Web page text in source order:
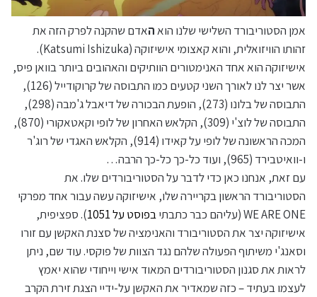
אמן הסטוריבורד השלישי שלנו הואהאדם שהקנה לפרק הזה את
זהותו הוויזואלית, והוא קאצומי אישיזוקה (Katsumi Ishizuka).
אישיזוקה הוא אחד האנימטורים הוותיקים והאהובים ביותר בוואן פיס,
אשר יצר לנו לאורך השני קטעים כמו התבוסה של קרוקודייל (126),
התבוסה של בלונו (273), הופעת הבכורה של דיאבל ג'מבה (298),
התבוסה של לוצ'י (309), הקלאש האחרון של לופי וקאטאקורי (870),
המכה הראשונה של לופי על קאידו (914), הקלאש האגדי של רוג'ר
ו-וואיטבירד (965), ועוד כל-כך כל-כך הרבה…
עם זאת, אנחנו כאן כדי לדבר על הסטוריבורדים שלו. את
הסטוריבורד הראשון בקריירה שלו, אישיזוקה עשה עבור אחד מפרקי
WE ARE ONE (עליהם כבר כתבתי
בפוסט על 1051
). ספציפית,
אישיזוקה יצר את הסטוריבורד והאנימציה של סצנת האקשן עם זורו
וסאנג'י משיתוף הפעולה שלהם נגד הצוות של פוקסי. עוד שם, ניתן
לראות את סגנון הסטוריבורדים המאוד אישי וייחודי שהוא יאמץ
לעצמו בעתיד – כזה שמאדיר את האקשן על-ידיי הצגת זירת הקרב